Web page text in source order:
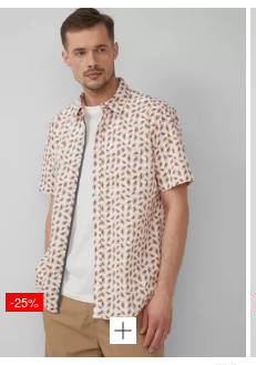
-25%